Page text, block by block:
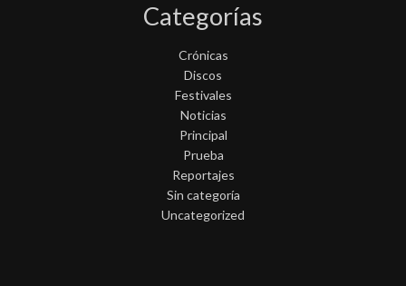
Categorías
Crónicas
Discos
Festivales
Noticias
Principal
Prueba
Reportajes
Sin categoría
Uncategorized